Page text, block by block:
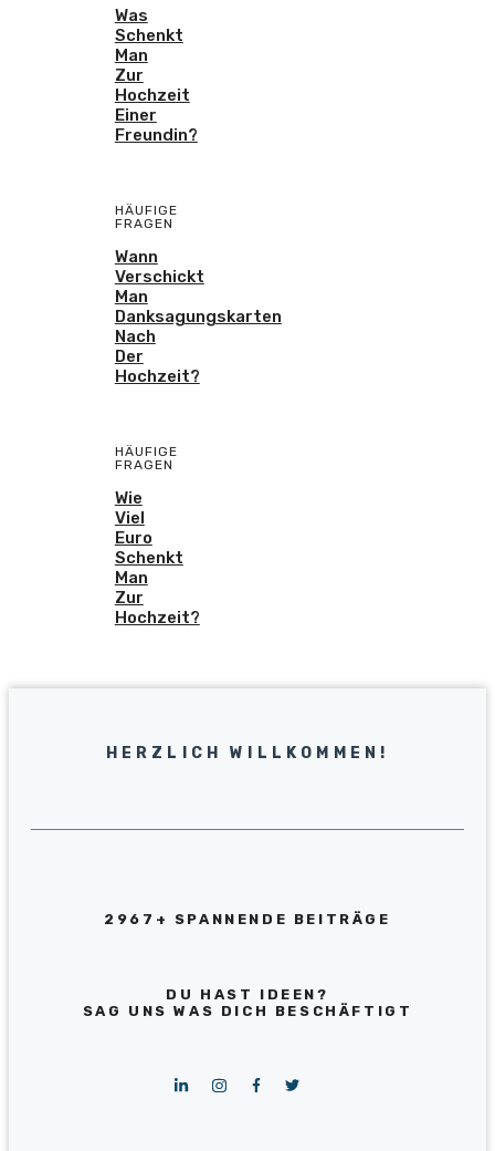
Was
Schenkt
Man
Zur
Hochzeit
Einer
Freundin?
HÄUFIGE
FRAGEN
Wann
Verschickt
Man
Danksagungskarten
Nach
Der
Hochzeit?
HÄUFIGE
FRAGEN
Wie
Viel
Euro
Schenkt
Man
Zur
Hochzeit?
HERZLICH WILLKOMMEN!
2967+ SPANNENDE BEITRÄGE
DU HAST IDEEN?
SAG UNS WAS DICH BESCHÄFTIGT